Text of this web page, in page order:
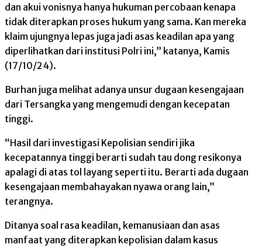
dan akui vonisnya hanya hukuman percobaan kenapa
tidak diterapkan proses hukum yang sama. Kan mereka
klaim ujungnya lepas juga jadi asas keadilan apa yang
diperlihatkan dari institusi Polri ini,” katanya, Kamis
(17/10/24).
Burhan juga melihat adanya unsur dugaan kesengajaan
dari Tersangka yang mengemudi dengan kecepatan
tinggi.
“Hasil dari investigasi Kepolisian sendiri jika
kecepatannya tinggi berarti sudah tau dong resikonya
apalagi di atas tol layang seperti itu. Berarti ada dugaan
kesengajaan membahayakan nyawa orang lain,”
terangnya.
Ditanya soal rasa keadilan, kemanusiaan dan asas
manfaat yang diterapkan kepolisian dalam kasus